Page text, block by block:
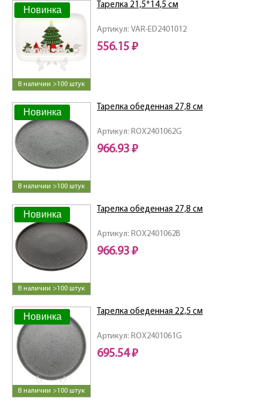
Новинка
В наличии >100 штук
Артикул: VAR-ED2401012
Тарелка 21,5*14,5 см
556.15 ₽
Новинка
В наличии >100 штук
Артикул: ROX2401062G
Тарелка обеденная 27,8 см
966.93 ₽
Новинка
В наличии >100 штук
Артикул: ROX2401062B
Тарелка обеденная 27,8 см
966.93 ₽
Новинка
В наличии >100 штук
Артикул: ROX2401061G
Тарелка обеденная 22,5 см
695.54 ₽